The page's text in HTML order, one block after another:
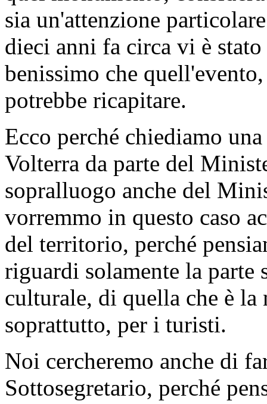
Come sa benissimo, sono
bellissimo delle terre
un grande valore per
Toscana.
Ecco perché verificheremo
percorso che il Ministero
regione Toscana e alla
benissimo, oggi, qual è il
soprattutto, conosciamo
quel monumento,
sia un'attenzione
dieci anni fa circa vi è
benissimo che
potrebbe ricapitare.